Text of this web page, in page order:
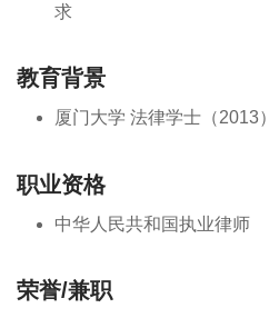
求
教育背景
厦门大学 法律学士（2013）
职业资格
中华人民共和国执业律师
荣誉/兼职